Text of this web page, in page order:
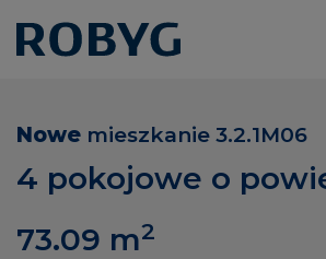
Nowe mieszkanie 3.2.1M06
4 pokojowe o
73.09 m2